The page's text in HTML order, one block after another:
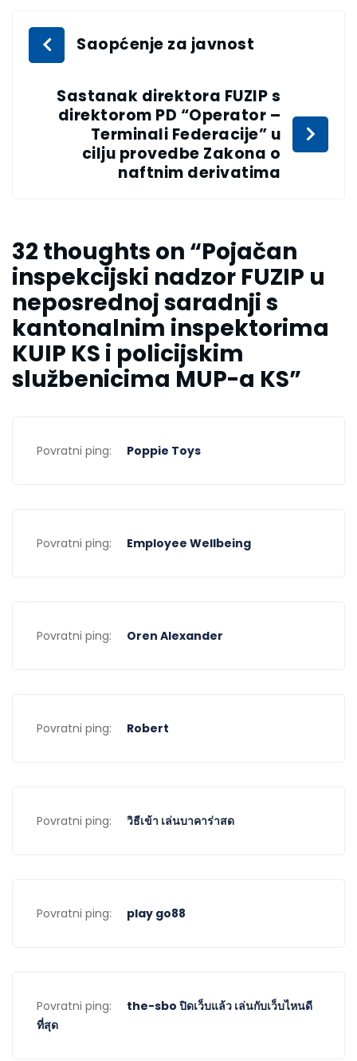
Saopćenje za javnost
Sastanak direktora FUZIP s
direktorom PD “Operator –
Terminali Federacije” u
cilju provedbe Zakona o
naftnim derivatima
32 thoughts on “Pojačan
inspekcijski nadzor FUZIP u
neposrednoj saradnji s
kantonalnim inspektorima
KUIP KS i policijskim
službenicima MUP-a KS”
Povratni ping: Poppie Toys
Povratni ping: Employee Wellbeing
Povratni ping: Oren Alexander
Povratni ping: Robert
Povratni ping: วิธีเข้า เล่นบาคาร่าสด
Povratni ping: play go88
Povratni ping:
the-sbo ปิดเว็บแล้ว เล่นกับเว็บไหนดี
ที่สุด